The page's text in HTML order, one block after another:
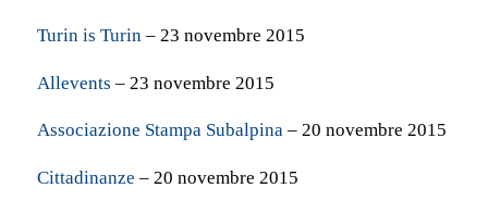
Turin is Turin– 23 novembre 2015
Allevents – 23 novembre 2015
Associazione Stampa Subalpina– 20 novembre 2015
Cittadinanze – 20 novembre 2015